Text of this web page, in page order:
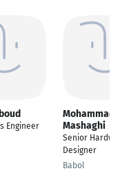
Engineer
Mohammad
Mashaghi
Senior Hardware
Designer
Babol